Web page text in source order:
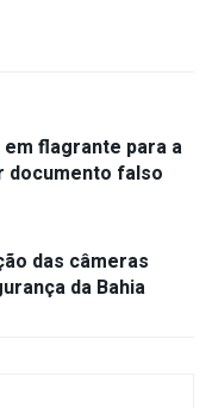
flagrante para a
documento falso
das câmeras
da Bahia